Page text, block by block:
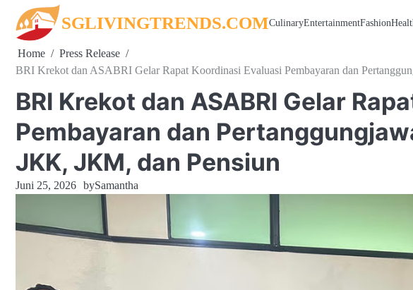
content
SGLIVINGTRENDS.COMCulinaryEntertainmentFashion
Home
Press Release
BRI Krekot dan ASABRI Gelar Rapat Koordinasi Evaluasi Pembayaran dan
BRI Krekot dan ASABRI Gelar
Pembayaran dan
JKK, JKM, dan Pensiun
Juni 25, 2026 bySamantha